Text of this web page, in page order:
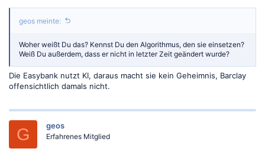
geos meinte:
Woher weißt Du das? Kennst Du den Algorithmus, den sie einsetzen?
Weiß Du außerdem, dass er nicht in letzter Zeit geändert wurde?
Die Easybank nutzt KI, daraus macht sie kein Geheimnis, Barclay
offensichtlich damals nicht.
G geos
Erfahrenes Mitglied